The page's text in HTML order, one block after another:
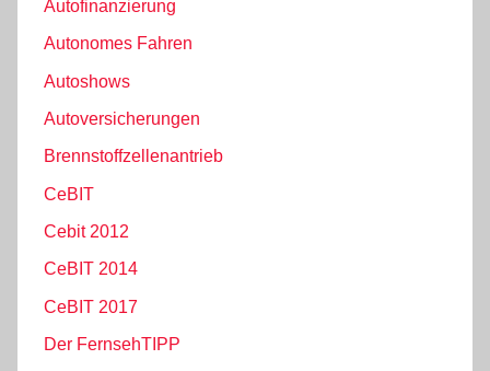
Autofinanzierung
Autonomes Fahren
Autoshows
Autoversicherungen
Brennstoffzellenantrieb
CeBIT
Cebit 2012
CeBIT 2014
CeBIT 2017
Der FernsehTIPP